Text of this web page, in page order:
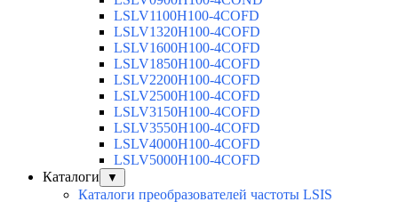
LSLV1100H100-4COFD
LSLV1320H100-4COFD
LSLV1600H100-4COFD
LSLV1850H100-4COFD
LSLV2200H100-4COFD
LSLV2500H100-4COFD
LSLV3150H100-4COFD
LSLV3550H100-4COFD
LSLV4000H100-4COFD
LSLV5000H100-4COFD
Каталоги
▼
Каталоги преобразователей частоты LSIS